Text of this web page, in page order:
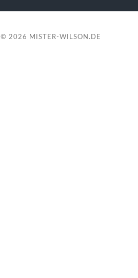
© 2026 MISTER-WILSON.DE